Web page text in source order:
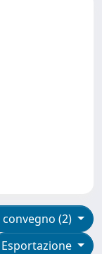
(2)
Esportazione